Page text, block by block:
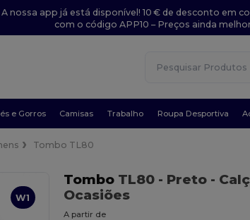
A nossa app já está disponível! 10 € de desconto em
com o código APP10 – Preços ainda
e Gorros Camisas Trabalho Roupa Desportiva
Tombo TL80
W1
TomboTL80 - Preto-
Ocasiões
A partir de